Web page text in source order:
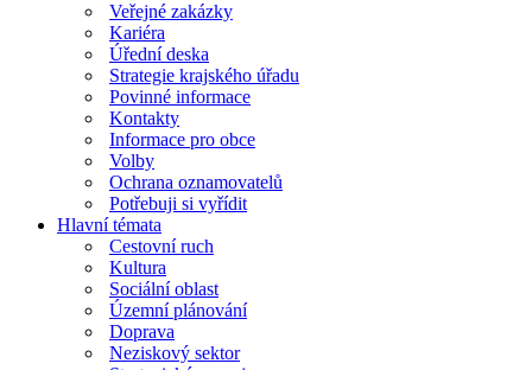
Veřejné zakázky
Kariéra
Úřední deska
Strategie krajského úřadu
Povinné informace
Kontakty
Informace pro obce
Volby
Ochrana oznamovatelů
Potřebuji si vyřídit
Hlavní témata
Cestovní ruch
Kultura
Sociální oblast
Územní plánování
Doprava
Neziskový sektor